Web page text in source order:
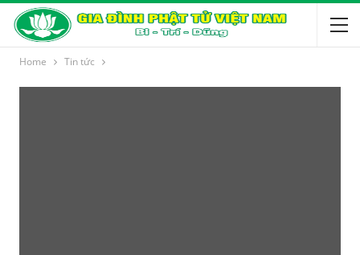
Home Tin tức